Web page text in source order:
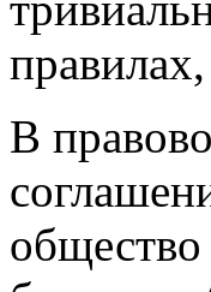
В
общество